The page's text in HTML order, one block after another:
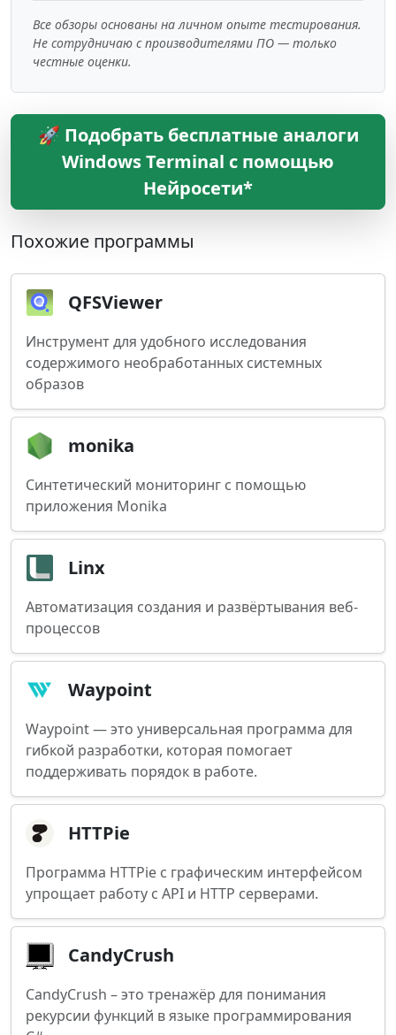
Все обзоры основаны на личном опыте тестирования.
Не сотрудничаю с производителями ПО — только
честные оценки.
🚀 Подобрать бесплатные аналоги
Windows Terminal с помощью
Нейросети*
Похожие программы
QFSViewer
Инструмент для удобного исследования
содержимого необработанных системных
образов
monika
Синтетический мониторинг с помощью
приложения Monika
Linx
Автоматизация создания и развёртывания веб-
процессов
Waypoint
Waypoint — это универсальная программа для
гибкой разработки, которая помогает
поддерживать порядок в работе.
HTTPie
Программа HTTPie с графическим интерфейсом
упрощает работу с API и HTTP серверами.
CandyCrush
CandyCrush – это тренажёр для понимания
рекурсии функций в языке программирования